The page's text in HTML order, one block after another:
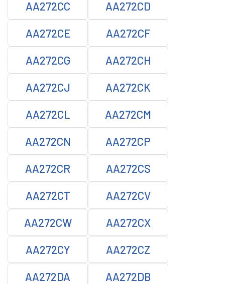
AA272CC AA272CD
AA272CE AA272CF
AA272CG AA272CH
AA272CJ AA272CK
AA272CL AA272CM
AA272CN AA272CP
AA272CR AA272CS
AA272CT AA272CV
AA272CW AA272CX
AA272CY AA272CZ
AA272DA AA272DB